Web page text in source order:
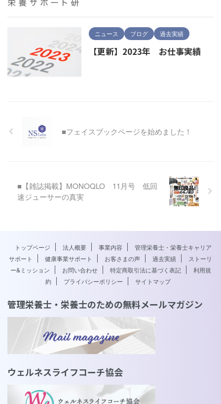
ニュース ブログ 過去実績
【更新】2023年 お仕事実績
■フェイスブックページを始めました！
■【雑誌掲載】MONOQLO 11月号 低回
速ジューサーの真実
トップページ 法人概要 事業内容
管理栄養士・栄養士キャリア
サポート
健康事業サポート お客さまの声 過去実績
ストーリ
ー&ミッション
お問い合わせ 特定商取引法に基づく表記
利用規
約
プライバシーポリシー サイトマップ
管理栄養士・栄養士のための無料メールマガジン
ウェルネスライフコーチ協会